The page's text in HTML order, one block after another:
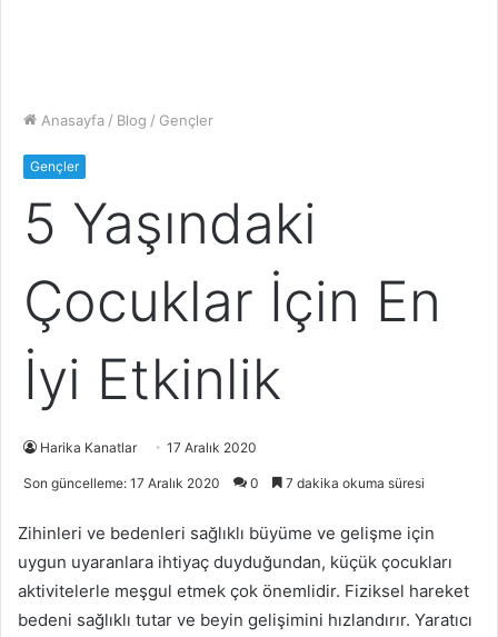
Anasayfa / Blog / Gençler
Gençler
5 Yaşındaki
Çocuklar İçin En
İyi Etkinlik
Harika Kanatlar 17 Aralık 2020
Son güncelleme: 17 Aralık 2020 0 7 dakika okuma süresi
Zihinleri ve bedenleri sağlıklı büyüme ve gelişme için
uygun uyaranlara ihtiyaç duyduğundan, küçük çocukları
aktivitelerle meşgul etmek çok önemlidir. Fiziksel hareket
bedeni sağlıklı tutar ve beyin gelişimini hızlandırır. Yaratıcı